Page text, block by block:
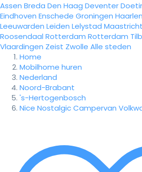
Assen Breda Den Haag Deventer
Eindhoven Enschede Groningen
Leeuwarden Leiden Lelystad Maastricht
Roosendaal Rotterdam Rotterdam
Vlaardingen Zeist Zwolle Alle steden
Home
Mobilhome huren
Nederland
Noord-Brabant
's-Hertogenbosch
Nice Nostalgic Campervan